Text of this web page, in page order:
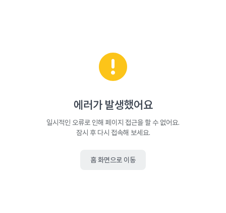
에러가 발생했어요
일시적인 오류로 인해 페이지 접근을 할 수 없어요.
잠시 후 다시 접속해 보세요.
홈 화면으로 이동